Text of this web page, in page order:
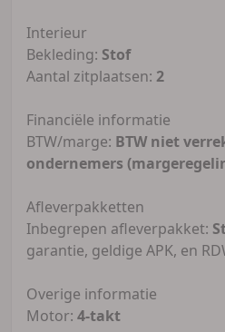
Interieur
Bekleding: Stof
Aantal zitplaatsen: 2
Financiële informatie
BTW/marge: BTW niet
ondernemers
Afleverpakketten
Inbegrepen afleverpakket:
garantie, geldige APK, en
Overige informatie
Motor: 4-takt